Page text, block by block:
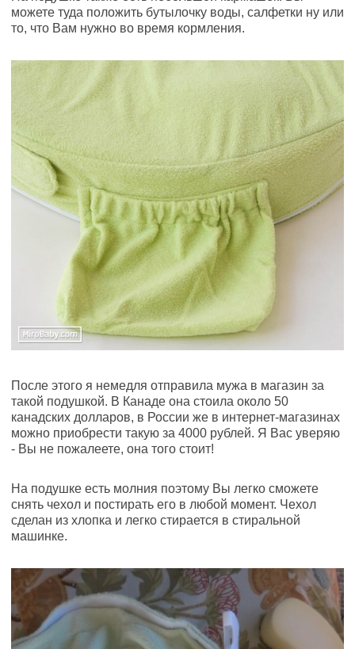
можете туда положить бутылочку воды, салфетки ну или
то, что Вам нужно во время кормления.
После этого я немедля отправила мужа в магазин за
такой подушкой. В Канаде она стоила около 50
канадских долларов, в России же в интернет-магазинах
можно приобрести такую за 4000 рублей. Я Вас уверяю
- Вы не пожалеете, она того стоит!
На подушке есть молния поэтому Вы легко сможете
снять чехол и постирать его в любой момент. Чехол
сделан из хлопка и легко стирается в стиральной
машинке.